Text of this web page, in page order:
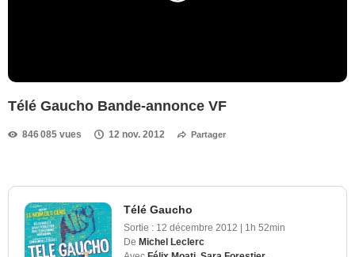
Télé Gaucho Bande-annonce VF
846 085 vues 12 nov. 2012 Partager
Télé Gaucho
Sortie : 12 décembre 2012 | 1h 52min
De Michel Leclerc